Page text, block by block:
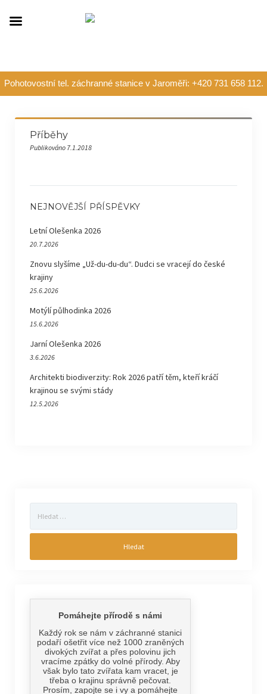
Pohotovostní tel. záchranné stanice v Jaroměři: +420 731 658 112.
Příběhy
Publikováno 7.1.2018
NEJNOVĚJŠÍ PŘÍSPĚVKY
Letní Olešenka 2026
20.7.2026
Znovu slyšíme „Už-du-du-du“. Dudci se vracejí do české
krajiny
25.6.2026
Motýlí půlhodinka 2026
15.6.2026
Jarní Olešenka 2026
3.6.2026
Architekti biodiverzity: Rok 2026 patří těm, kteří kráčí
krajinou se svými stády
12.5.2026